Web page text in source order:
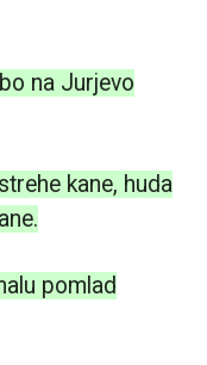
na Jurjevo
kane, huda
pomlad